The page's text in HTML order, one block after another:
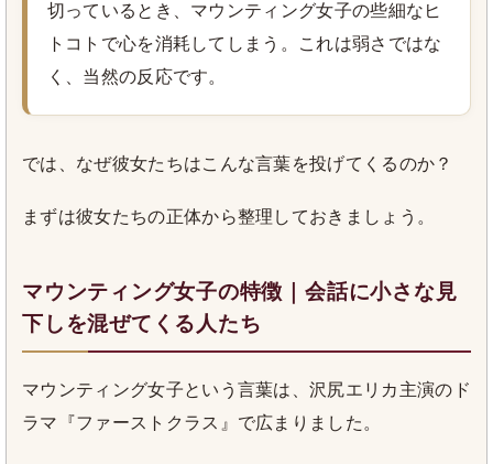
切っているとき、マウンティング女子の些細なヒ
トコトで心を消耗してしまう。これは弱さではな
く、当然の反応です。
では、なぜ彼女たちはこんな言葉を投げてくるのか？
まずは彼女たちの正体から整理しておきましょう。
マウンティング女子の特徴｜会話に小さな見
下しを混ぜてくる人たち
マウンティング女子という言葉は、沢尻エリカ主演のド
ラマ『ファーストクラス』で広まりました。